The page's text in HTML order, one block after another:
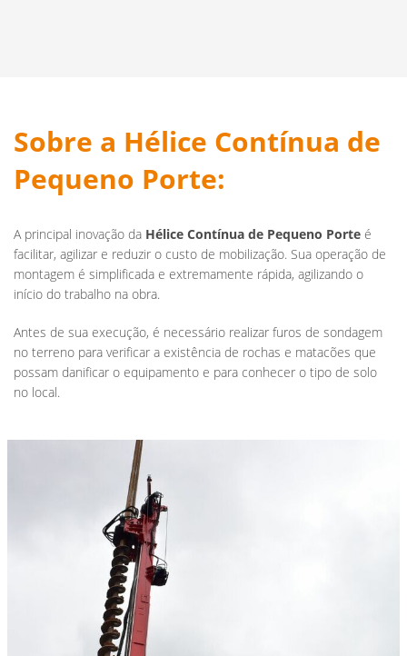
Sobre a Hélice Contínua de
Pequeno Porte:
A principal inovação da Hélice Contínua de Pequeno Porte é
facilitar, agilizar e reduzir o custo de mobilização. Sua operação de
montagem é simplificada e extremamente rápida, agilizando o
início do trabalho na obra.
Antes de sua execução, é necessário realizar furos de sondagem
no terreno para verificar a existência de rochas e matacões que
possam danificar o equipamento e para conhecer o tipo de solo
no local.